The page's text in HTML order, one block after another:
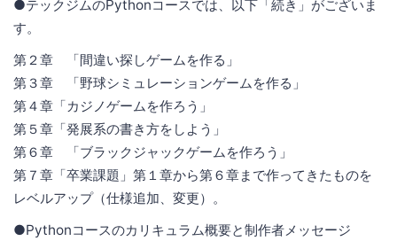
●テックジムのPythonコースでは、以下「続き」がございま
す。
第２章 「間違い探しゲームを作る」
第３章 「野球シミュレーションゲームを作る」
第４章「カジノゲームを作ろう」
第５章「発展系の書き方をしよう」
第６章 「ブラックジャックゲームを作ろう」
第７章「卒業課題」第１章から第６章まで作ってきたものを
レベルアップ（仕様追加、変更）。
●Pythonコースのカリキュラム概要と制作者メッセージ